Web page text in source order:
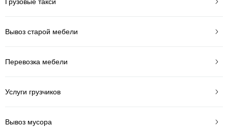
Вывоз старой мебели
Перевозка мебели
Услуги грузчиков
Вывоз мусора